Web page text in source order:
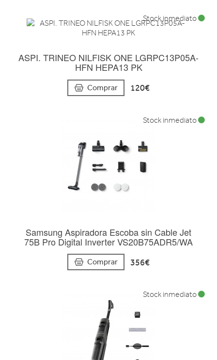
ASPI. TRINEO NILFISK ONE LGRPC13P05A-
HFN HEPA13 PK
Comprar 120€
Stock inmediato
Samsung Aspiradora Escoba sin Cable Jet
75B Pro Digital Inverter VS20B75ADR5/WA
Comprar 356€
Stock inmediato
Stock inmediato